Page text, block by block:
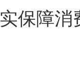
保障